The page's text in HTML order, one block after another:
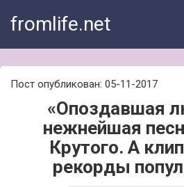
fromlife.net
Пост опубликован: 05-11-2017
«Опоздавшая
нежнейшая
Крутого. А
рекорды